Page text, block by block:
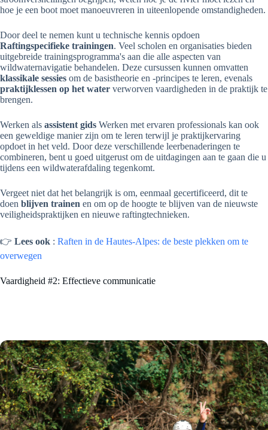
hoe je een boot moet manoeuvreren in uiteenlopende omstandigheden.
Door deel te nemen kunt u technische kennis opdoen
Raftingspecifieke trainingen. Veel scholen en organisaties bieden
uitgebreide trainingsprogramma's aan die alle aspecten van
wildwaternavigatie behandelen. Deze cursussen kunnen omvatten
klassikale sessies om de basistheorie en -principes te leren, evenals
praktijklessen op het water verworven vaardigheden in de praktijk te
brengen.
Werken als assistent gids Werken met ervaren professionals kan ook
een geweldige manier zijn om te leren terwijl je praktijkervaring
opdoet in het veld. Door deze verschillende leerbenaderingen te
combineren, bent u goed uitgerust om de uitdagingen aan te gaan die u
tijdens een wildwaterafdaling tegenkomt.
Vergeet niet dat het belangrijk is om, eenmaal gecertificeerd, dit te
doen blijven trainen en om op de hoogte te blijven van de nieuwste
veiligheidspraktijken en nieuwe raftingtechnieken.
👉 Lees ook : Raften in de Hautes-Alpes: de beste plekken om te
overwegen
Vaardigheid #2: Effectieve communicatie